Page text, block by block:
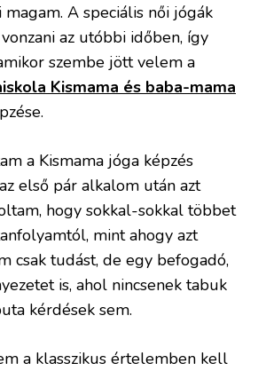
A speciális női jógák
az utóbbi időben, így
szembe jött velem a
Kismama és baba-mama
a Kismama jóga képzés
első pár alkalom után azt
hogy sokkal-sokkal többet
mint ahogy azt
csak tudást, de egy befogadó,
is, ahol nincsenek tabuk
kérdések sem.
a klasszikus értelemben kell